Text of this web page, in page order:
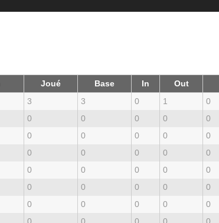
Joué Base In Out
3 3 0 1
0
0 0 0 0
0
0 0 0 0
0
0 0 0 0
0
0 0 0 0
0
0 0 0 0
0
0 0 0 0
0